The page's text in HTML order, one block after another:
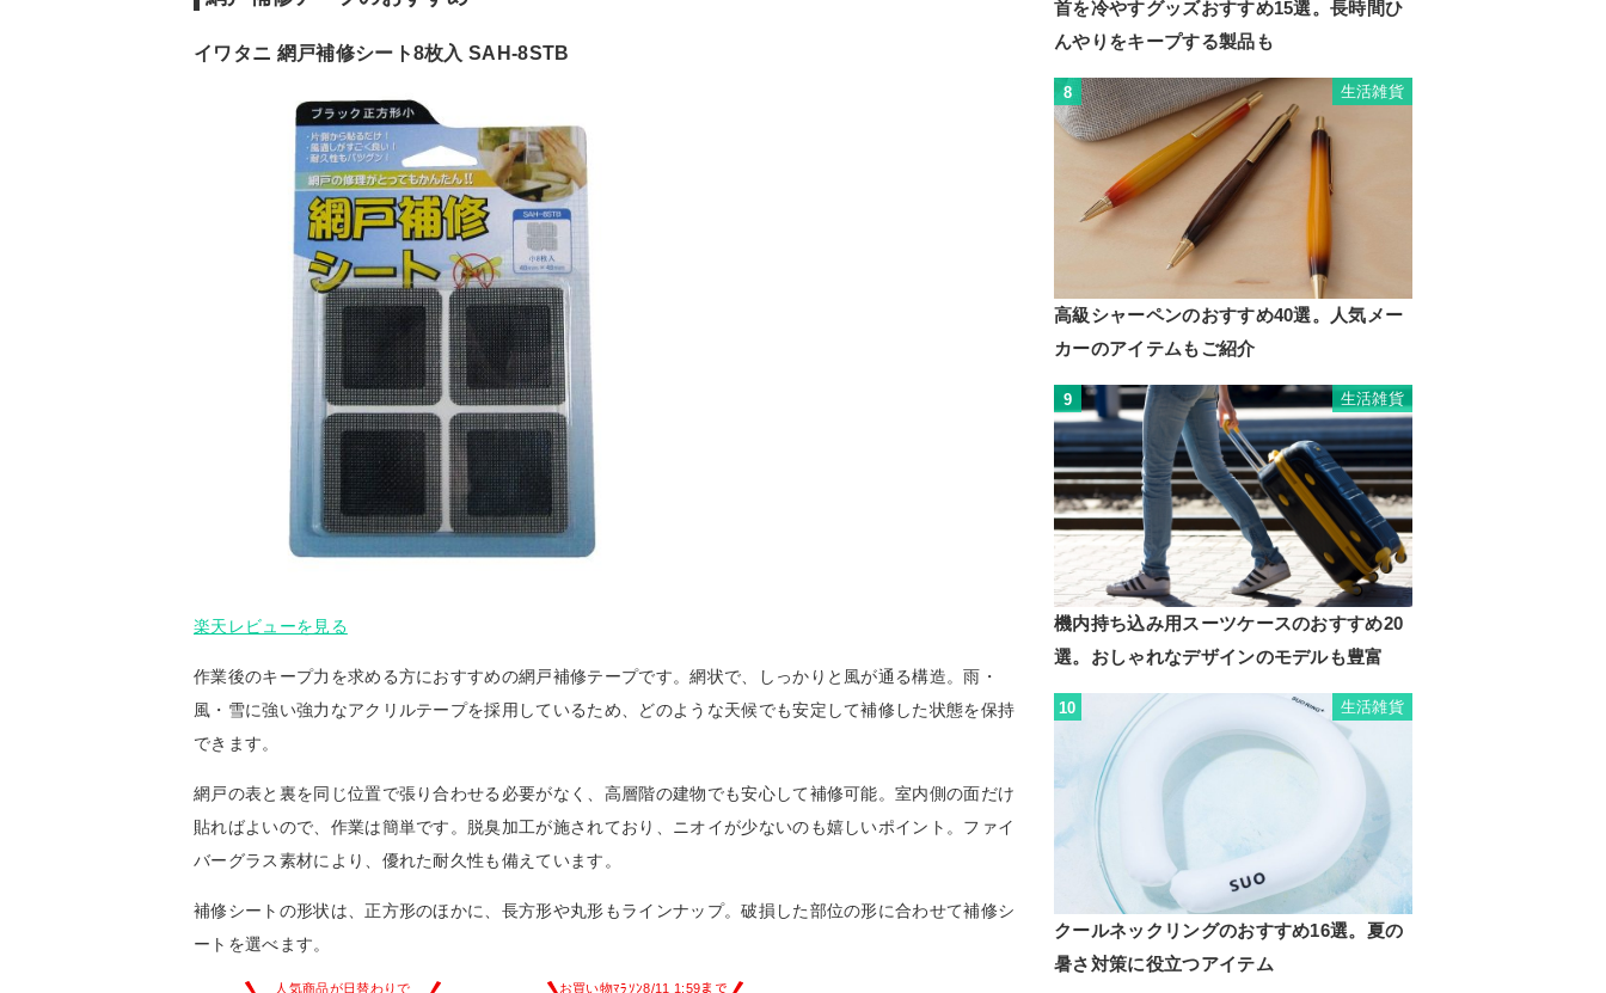
イワタニ 網戸補修シート8枚入 SAH-8STB
楽天レビューを見る
作業後のキープ力を求める方におすすめの網戸補修テープです。網状で、しっかりと風が通る構造。雨・
風・雪に強い強力なアクリルテープを採用しているため、どのような天候でも安定して補修した状態を保持
できます。
網戸の表と裏を同じ位置で張り合わせる必要がなく、高層階の建物でも安心して補修可能。室内側の面だけ
貼ればよいので、作業は簡単です。脱臭加工が施されており、ニオイが少ないのも嬉しいポイント。ファイ
バーグラス素材により、優れた耐久性も備えています。
補修シートの形状は、正方形のほかに、長方形や丸形もラインナップ。破損した部位の形に合わせて補修シ
ートを選べます。
首を冷やすグッズおすすめ15選。長時間ひ
んやりをキープする製品も
8 生活雑貨
高級シャーペンのおすすめ40選。人気メー
カーのアイテムもご紹介
9 生活雑貨
機内持ち込み用スーツケースのおすすめ20
選。おしゃれなデザインのモデルも豊富
10 生活雑貨
クールネックリングのおすすめ16選。夏の
暑さ対策に役立つアイテム